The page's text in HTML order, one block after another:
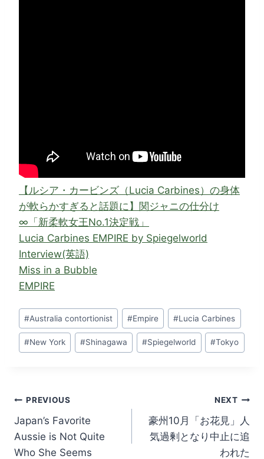
【ルシア・カービンズ（Lucia Carbines）の身体
が軟らかすぎると話題に】関ジャニの仕分け
∞「新柔軟女王No.1決定戦」
Lucia Carbines EMPIRE by Spiegelworld
Interview(英語)
Miss in a Bubble
EMPIRE
Post Tags:
#Australia contortionist #Empire #Lucia Carbines
#New York #Shinagawa #Spiegelworld #Tokyo
Post navigation
PREVIOUS
Japan’s Favorite
Aussie is Not Quite
Who She Seems
NEXT
豪州10月「お花見」人
気過剰となり中止に追
われた